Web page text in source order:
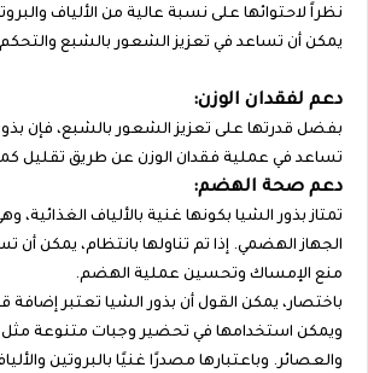
نظراً لاحتوائها على نسبة عالية من الألياف
يمكن أن تساعد في تعزيز الشعور بالشبع
دعم لفقدان الوزن:
بفضل قدرتها على تعزيز الشعور بالشبع، فإن
تساعد في عملية فقدان الوزن عن طريق تقليل
دعم صحة الهضم:
تمتاز بذور الشيا بكونها غنية بالألياف
الجهاز الهضمي. إذا تم تناولها بانتظام، يمكن أن
منع الإمساك وتحسين عملية الهضم.
باختصار، يمكن القول أن بذور الشيا تعتبر إضافة
ويمكن استخدامها في تحضير وجبات متنوعة
والعصائر. وباعتبارها مصدرًا غنيًا بالبروتين